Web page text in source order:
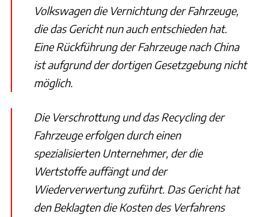
Volkswagen die Vernichtung der Fahrzeuge,
die das Gericht nun auch entschieden hat.
Eine Rückführung der Fahrzeuge nach China
ist aufgrund der dortigen Gesetzgebung nicht
möglich.
Die Verschrottung und das Recycling der
Fahrzeuge erfolgen durch einen
spezialisierten Unternehmer, der die
Wertstoffe auffängt und der
Wiederverwertung zuführt. Das Gericht hat
den Beklagten die Kosten des Verfahrens